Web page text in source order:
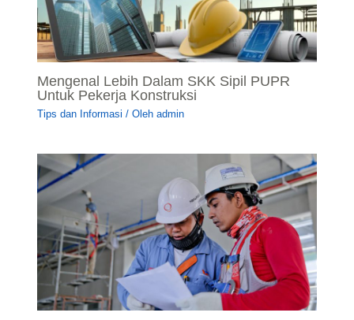
Mengenal Lebih Dalam SKK Sipil PUPR
Untuk Pekerja Konstruksi
Tips dan Informasi / Olehadmin